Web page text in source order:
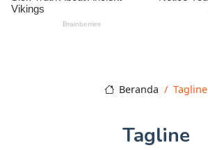
Beranda Tagline
Tagline